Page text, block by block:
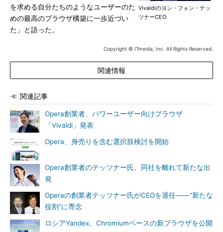
Vivaldiのヨン・フォン・テッ
ツナーCEO
を求める自分たちのようなユーザーのた
めの最高のブラウザ構築に一歩近づい
た」と語った。
Copyright © ITmedia, Inc. All Rights Reserved.
関連情報
関連記事
Opera創業者、パワーユーザー向けブラウザ
「Vivaldi」発表
Opera、身売りを含む選択肢検討を開始
Opera創業者のテッツナー氏、同社を離れて新たな出
発
Operaの創業者テッツナー氏がCEOを退任――“新たな
役割”に専念
ロシアYandex、Chromiumベースの新ブラウザを公開